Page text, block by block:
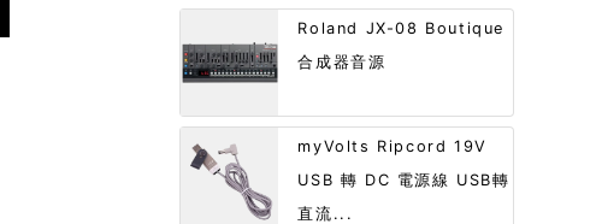
Roland JX-08 Boutique
合成器音源
myVolts Ripcord 19V
USB 轉 DC 電源線 USB轉
直流...